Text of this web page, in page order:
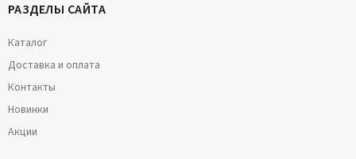
РАЗДЕЛЫ САЙТА
Каталог
Доставка и оплата
Контакты
Новинки
Акции